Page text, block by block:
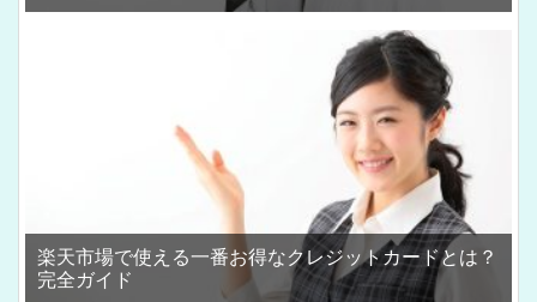
楽天市場で使える一番お得なクレジットカードとは？
完全ガイド